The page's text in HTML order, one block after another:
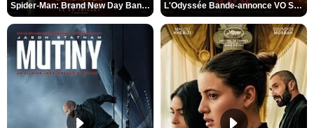
Spider-Man: Brand New Day Bande-annonce VO STFR L'Odyssée Bande-annonce VO STFR